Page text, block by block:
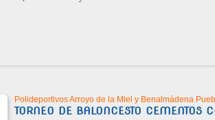
Polideportivos Arroyo de la Miel y Benalmádena
TORNEO DE BALONCESTO CEMENTOS